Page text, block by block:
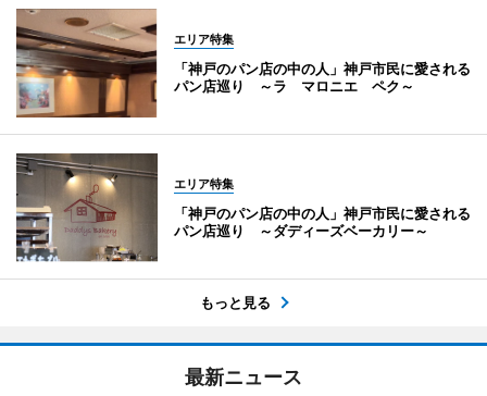
エリア特集
「神戸のパン店の中の人」神戸市民に愛される
パン店巡り ～ラ マロニエ ペク～
エリア特集
「神戸のパン店の中の人」神戸市民に愛される
パン店巡り ～ダディーズベーカリー～
もっと見る
最新ニュース